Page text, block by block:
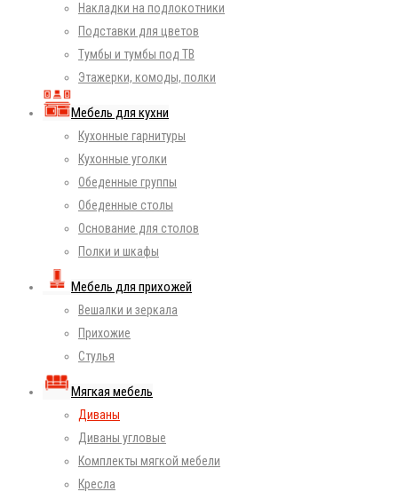
Накладки на подлокотники
Подставки для цветов
Тумбы и тумбы под ТВ
Этажерки, комоды, полки
Мебель для кухни
Кухонные гарнитуры
Кухонные уголки
Обеденные группы
Обеденные столы
Основание для столов
Полки и шкафы
Мебель для прихожей
Вешалки и зеркала
Прихожие
Стулья
Мягкая мебель
Диваны
Диваны угловые
Комплекты мягкой мебели
Кресла